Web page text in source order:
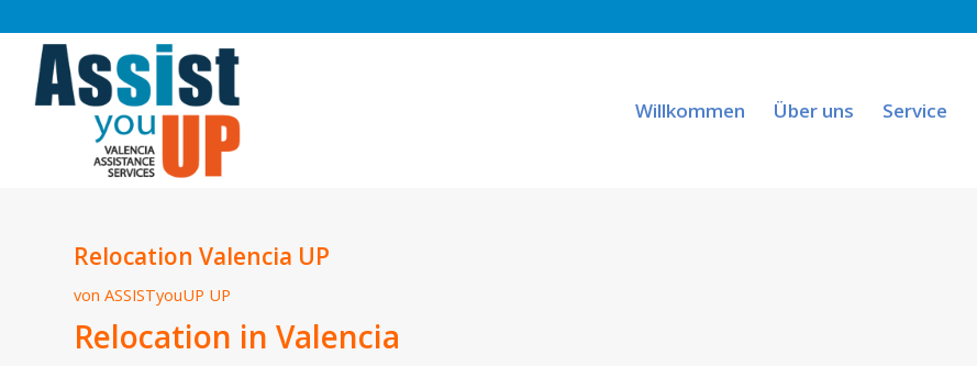
Willkommen Über uns Service
Relocation Valencia UP
von ASSISTyouUP UP
Relocation in Valencia